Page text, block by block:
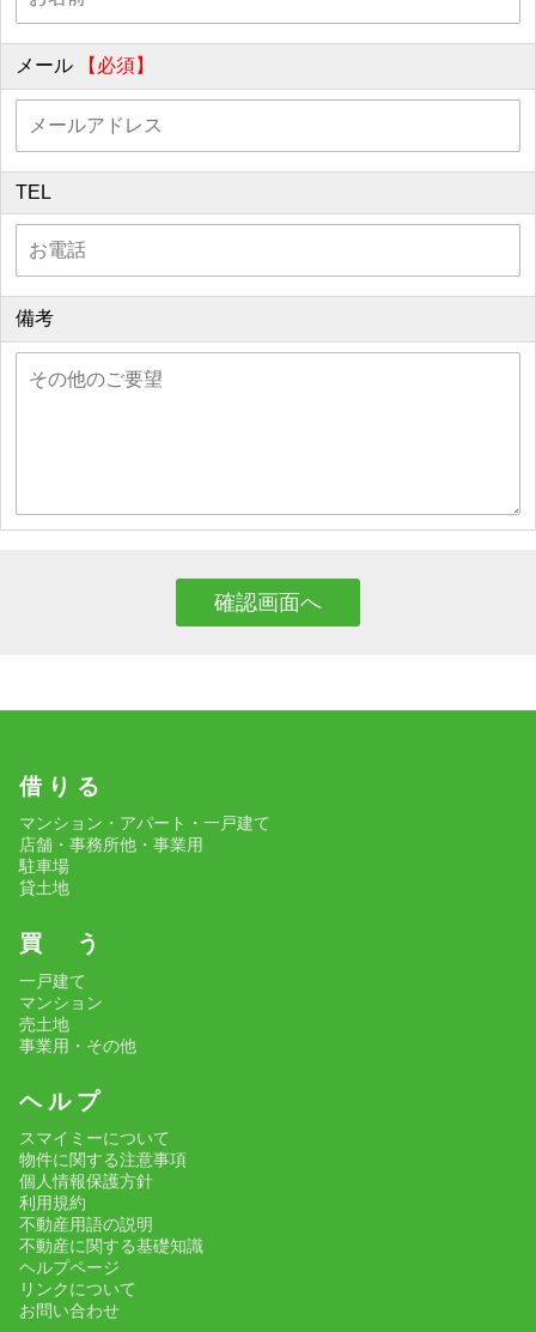
メール 【必須】
TEL
備考
借 り る
マンション・アパート・一戸建て
店舗・事務所他・事業用
駐車場
貸土地
買 う
一戸建て
マンション
売土地
事業用・その他
ヘ ル プ
スマイミーについて
物件に関する注意事項
個人情報保護方針
利用規約
不動産用語の説明
不動産に関する基礎知識
ヘルプページ
リンクについて
お問い合わせ